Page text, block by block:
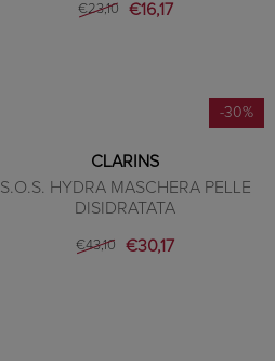
€23,10 €16,17
-30%
CLARINS
S.O.S. HYDRA MASCHERA PELLE
DISIDRATATA
€43,10 €30,17